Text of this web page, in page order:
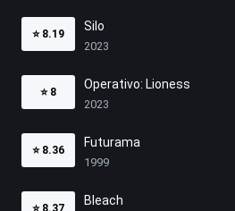
⭐ 8.19
Silo
2023
⭐ 8
Operativo: Lioness
2023
⭐ 8.36
Futurama
1999
⭐ 8.37
Bleach